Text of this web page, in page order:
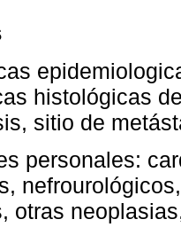
histológicas
sitio de
personales:
otras